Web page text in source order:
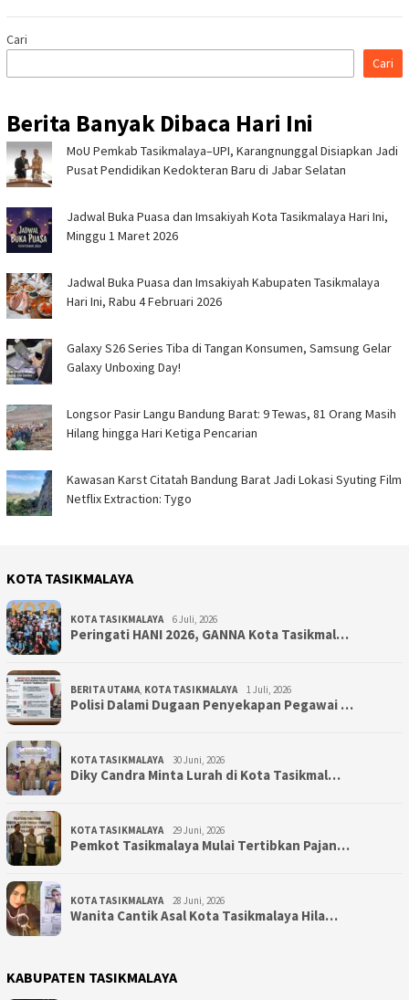
Cari
Cari
Berita Banyak Dibaca Hari Ini
MoU Pemkab Tasikmalaya–UPI, Karangnunggal Disiapkan Jadi
Pusat Pendidikan Kedokteran Baru di Jabar Selatan
Jadwal Buka Puasa dan Imsakiyah Kota Tasikmalaya Hari Ini,
Minggu 1 Maret 2026
Jadwal Buka Puasa dan Imsakiyah Kabupaten Tasikmalaya
Hari Ini, Rabu 4 Februari 2026
Galaxy S26 Series Tiba di Tangan Konsumen, Samsung Gelar
Galaxy Unboxing Day!
Longsor Pasir Langu Bandung Barat: 9 Tewas, 81 Orang Masih
Hilang hingga Hari Ketiga Pencarian
Kawasan Karst Citatah Bandung Barat Jadi Lokasi Syuting Film
Netflix Extraction: Tygo
KOTA TASIKMALAYA
KOTA TASIKMALAYA 6 Juli, 2026
Peringati HANI 2026, GANNA Kota Tasikmal…
BERITA UTAMA, KOTA TASIKMALAYA 1 Juli, 2026
Polisi Dalami Dugaan Penyekapan Pegawai …
KOTA TASIKMALAYA 30 Juni, 2026
Diky Candra Minta Lurah di Kota Tasikmal…
KOTA TASIKMALAYA 29 Juni, 2026
Pemkot Tasikmalaya Mulai Tertibkan Pajan…
KOTA TASIKMALAYA 28 Juni, 2026
Wanita Cantik Asal Kota Tasikmalaya Hila…
KABUPATEN TASIKMALAYA